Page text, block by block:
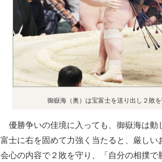
御嶽海（奥）は宝富士を送り出し２敗
優勝争いの佳境に入っても、御嶽海は動
富士に右を固めて力強く当たると、厳し
会心の内容で２敗を守り、「自分の相撲